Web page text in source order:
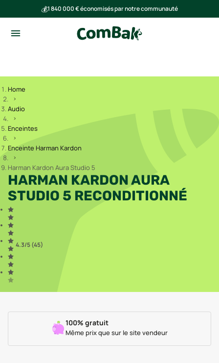
💰1 840 000 € économisés par notre communauté
Home
Audio
Enceintes
Enceinte Harman Kardon
Harman Kardon Aura Studio 5
HARMAN KARDON AURA
STUDIO 5 RECONDITIONNÉ
4.3/5 (45)
100% gratuit
Même prix que sur le site vendeur